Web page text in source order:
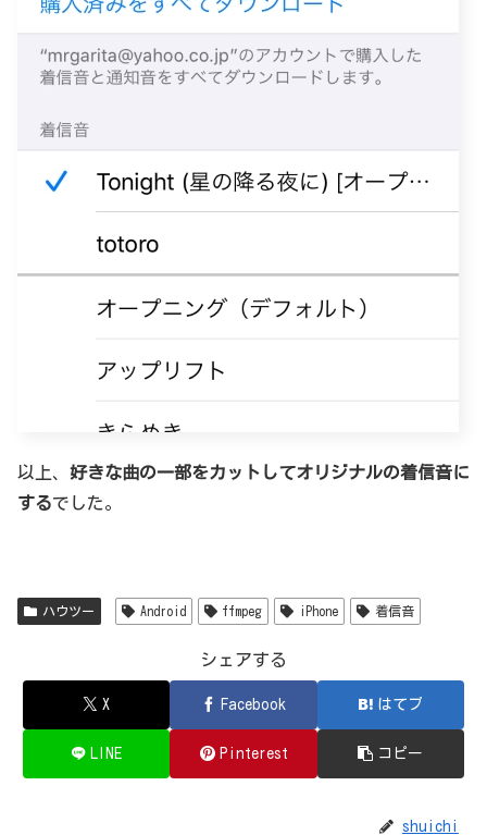
以上、 好きな曲の一部をカットしてオリジナルの着信音に
するでした。
ハウツー Android ffmpeg iPhone 着信音
シェアする
X Facebook はてブ
LINE Pinterest コピー
shuichi